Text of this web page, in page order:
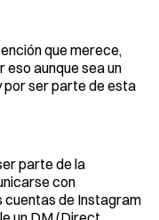
que merece,
aunque sea un
por ser parte de esta
parte de la
con
cuentas de Instagram